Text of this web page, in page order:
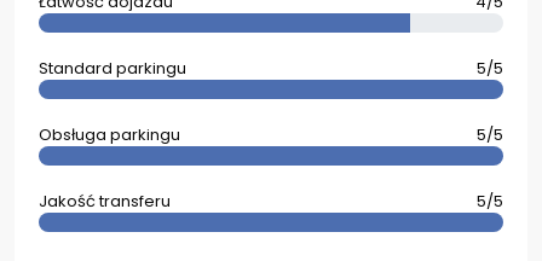
Standard parkingu 5/5
Obsługa parkingu 5/5
Jakość transferu 5/5